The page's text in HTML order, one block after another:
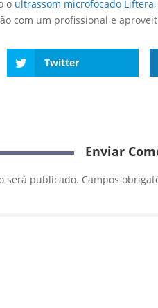
o ultrassom microfocado Liftera
com um profissional e
Twitter
Enviar
será publicado. Campos